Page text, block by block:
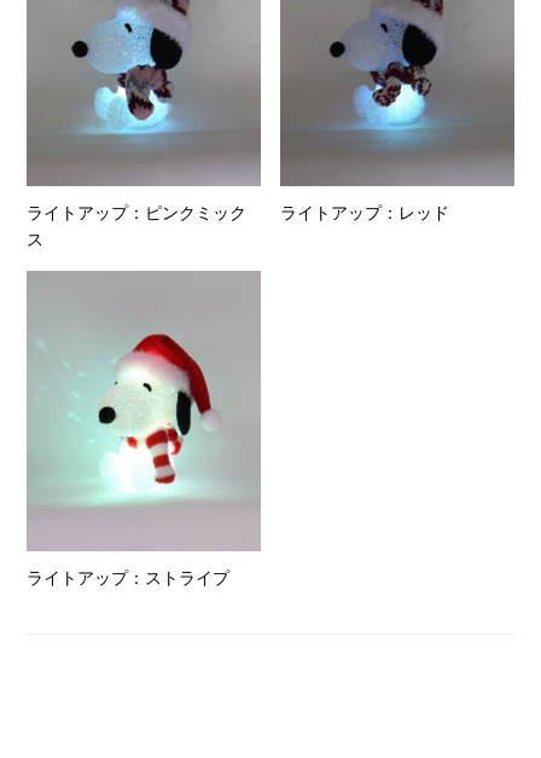
ライトアップ：ピンクミック
ス
ライトアップ：レッド
ライトアップ：ストライプ